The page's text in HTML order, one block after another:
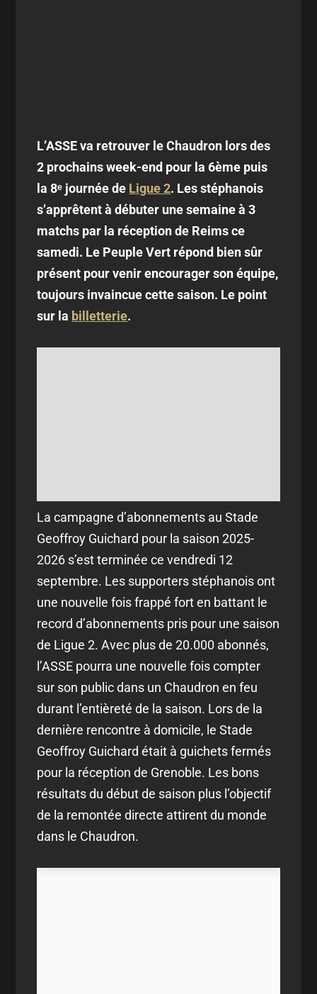
L’ASSE va retrouver le Chaudron lors des
2 prochains week-end pour la 6ème puis
la 8ᵉ journée de Ligue 2. Les stéphanois
s’apprêtent à débuter une semaine à 3
matchs par la réception de Reims ce
samedi. Le Peuple Vert répond bien sûr
présent pour venir encourager son équipe,
toujours invaincue cette saison. Le point
sur la billetterie.
La campagne d’abonnements au Stade
Geoffroy Guichard pour la saison 2025-
2026 s’est terminée ce vendredi 12
septembre. Les supporters stéphanois ont
une nouvelle fois frappé fort en battant le
record d’abonnements pris pour une saison
de Ligue 2. Avec plus de 20.000 abonnés,
l’ASSE pourra une nouvelle fois compter
sur son public dans un Chaudron en feu
durant l’entièreté de la saison. Lors de la
dernière rencontre à domicile, le Stade
Geoffroy Guichard était à guichets fermés
pour la réception de Grenoble. Les bons
résultats du début de saison plus l’objectif
de la remontée directe attirent du monde
dans le Chaudron.